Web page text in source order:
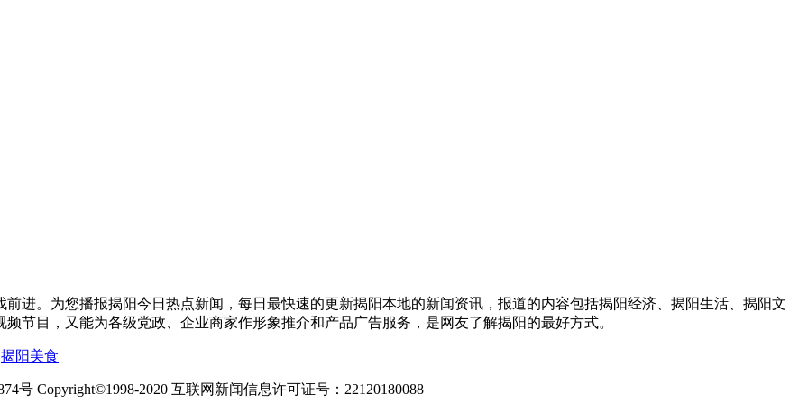
进。为您播报揭阳今日热点新闻，每日最快速的更新揭阳本地的新闻资讯，报道的内容包括揭阳经济、揭阳生活、揭阳文
节目，又能为各级党政、企业商家作形象推介和产品广告服务，是网友了解揭阳的最好方式。
揭阳美食
号 Copyright©1998-2020 互联网新闻信息许可证号：22120180088